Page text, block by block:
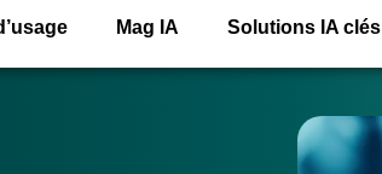
Mag IA Solutions IA clés